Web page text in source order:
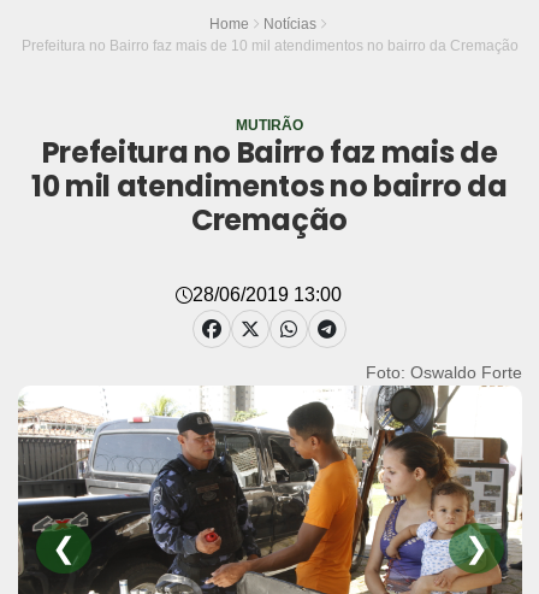
Home
Notícias
Prefeitura no Bairro faz mais de 10 mil atendimentos no bairro da Cremação
MUTIRÃO
Prefeitura no Bairro faz mais de
10 mil atendimentos no bairro da
Cremação
28/06/2019 13:00
Foto: Oswaldo Forte
❮ ❯